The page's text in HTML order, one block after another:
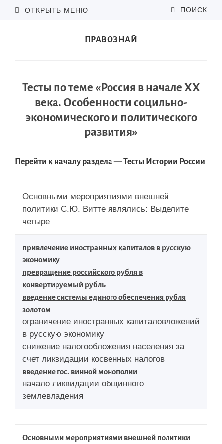
ОТКРЫТЬ МЕНЮ ПОИСК
ПРАВОЗНАЙ
Тесты по теме «Россия в начале XX
века. Особенности социльно-
экономического и политического
развития»
Перейти к началу раздела — Тесты Истории России
Основными мероприятиями внешней
политики С.Ю. Витте являлись: Выделите
четыре
привлечение иностранных капиталов в русскую
экономику
превращение российского рубля в
конвертируемый рубль
введение системы единого обеспечения рубля
золотом
ограничение иностранных капиталовложений
в русскую экономику
снижение налогообложения населения за
счет ликвидации косвенных налогов
введение гос. винной монополии
начало ликвидации общинного
землевладения
Основными мероприятиями внешней политики